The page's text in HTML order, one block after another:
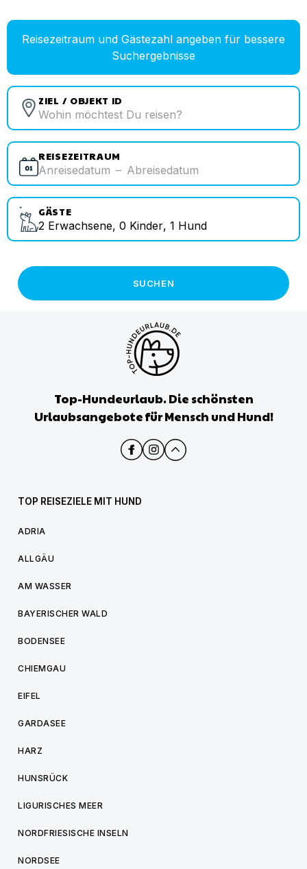
Reisezeitraum und Gästezahl angeben für bessere
Suchergebnisse
ZIEL / OBJEKT ID
REISEZEITRAUM
Anreisedatum – Abreisedatum
GÄSTE
2 Erwachsene, 0 Kinder, 1 Hund
SUCHEN
Top-Hundeurlaub. Die schönsten
Urlaubsangebote für Mensch und Hund!
TOP REISEZIELE MIT HUND
ADRIA
ALLGÄU
AM WASSER
BAYERISCHER WALD
BODENSEE
CHIEMGAU
EIFEL
GARDASEE
HARZ
HUNSRÜCK
LIGURISCHES MEER
NORDFRIESISCHE INSELN
NORDSEE